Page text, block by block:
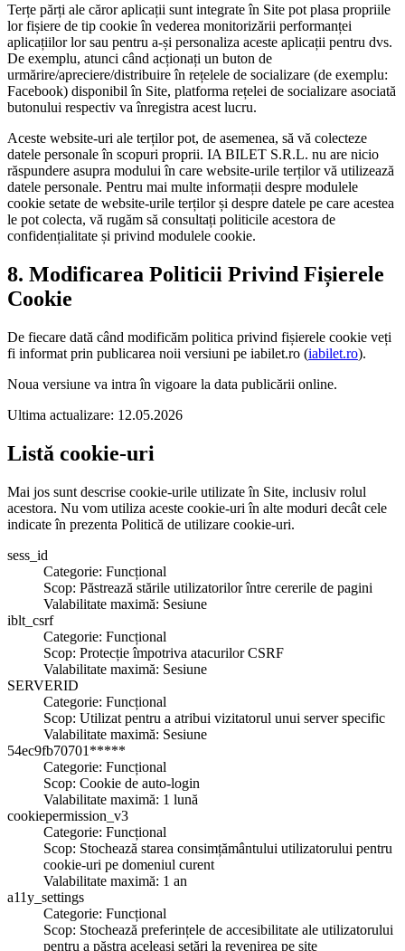
Terțe părți ale căror aplicații sunt integrate în Site pot plasa propriile
lor fișiere de tip cookie în vederea monitorizării performanței
aplicațiilor lor sau pentru a-și personaliza aceste aplicații pentru dvs.
De exemplu, atunci când acționați un buton de
urmărire/apreciere/distribuire în rețelele de socializare (de exemplu:
Facebook) disponibil în Site, platforma rețelei de socializare asociată
butonului respectiv va înregistra acest lucru.
Aceste website-uri ale terților pot, de asemenea, să vă colecteze
datele personale în scopuri proprii. IA BILET S.R.L. nu are nicio
răspundere asupra modului în care website-urile terților vă utilizează
datele personale. Pentru mai multe informații despre modulele
cookie setate de website-urile terților și despre datele pe care acestea
le pot colecta, vă rugăm să consultați politicile acestora de
confidențialitate și privind modulele cookie.
8. Modificarea Politicii Privind Fișierele
Cookie
De fiecare dată când modificăm politica privind fișierele cookie veți
fi informat prin publicarea noii versiuni pe iabilet.ro (iabilet.ro).
Noua versiune va intra în vigoare la data publicării online.
Ultima actualizare: 12.05.2026
Listă cookie-uri
Mai jos sunt descrise cookie-urile utilizate în Site, inclusiv rolul
acestora. Nu vom utiliza aceste cookie-uri în alte moduri decât cele
indicate în prezenta Politică de utilizare cookie-uri.
sess_id
Categorie: Funcțional
Scop: Păstrează stările utilizatorilor între cererile de pagini
Valabilitate maximă: Sesiune
iblt_csrf
Categorie: Funcțional
Scop: Protecție împotriva atacurilor CSRF
Valabilitate maximă: Sesiune
SERVERID
Categorie: Funcțional
Scop: Utilizat pentru a atribui vizitatorul unui server specific
Valabilitate maximă: Sesiune
54ec9fb70701*****
Categorie: Funcțional
Scop: Cookie de auto-login
Valabilitate maximă: 1 lună
cookiepermission_v3
Categorie: Funcțional
Scop: Stochează starea consimțământului utilizatorului pentru
cookie-uri pe domeniul curent
Valabilitate maximă: 1 an
a11y_settings
Categorie: Funcțional
Scop: Stochează preferințele de accesibilitate ale utilizatorului
pentru a păstra aceleași setări la revenirea pe site